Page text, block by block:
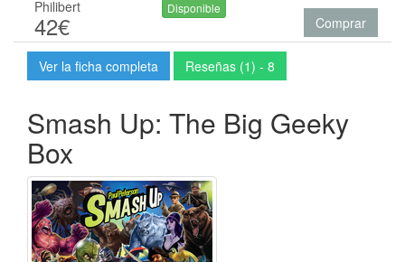
Philibert
42€
Disponible
Comprar
Ver la ficha completa Reseñas (1) - 8
Smash Up: The Big Geeky
Box